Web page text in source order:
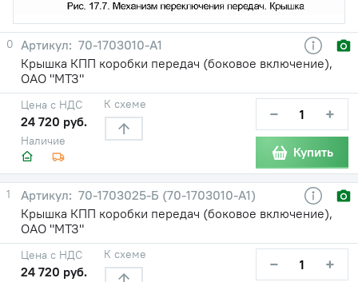
0
70-1703010-А1
Крышка КПП коробки передач (боковое включение),
ОАО "МТЗ"
Наличие
Цена с НДС
24 720 руб.
К схеме − +
Купить
1
70-1703025-Б (70-1703010-А1)
Крышка КПП коробки передач (боковое включение),
ОАО "МТЗ"
Цена с НДС
24 720 руб.
К схеме − +